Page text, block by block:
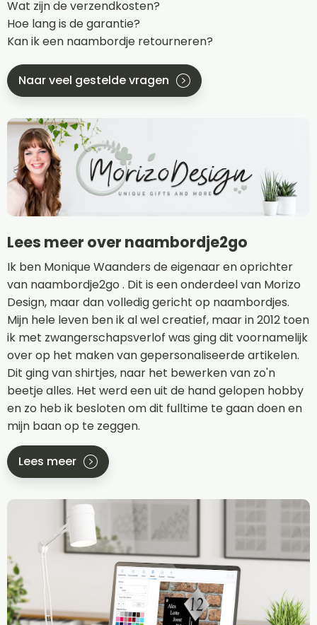
Wat zijn de verzendkosten?
Hoe lang is de garantie?
Kan ik een naambordje retourneren?
Naar veel gestelde vragen
Lees meer over naambordje2go
Ik ben Monique Waanders de eigenaar en oprichter
van naambordje2go . Dit is een onderdeel van Morizo
Design, maar dan volledig gericht op naambordjes.
Mijn hele leven ben ik al wel creatief, maar in 2012 toen
ik met zwangerschapsverlof was ging dit voornamelijk
over op het maken van gepersonaliseerde artikelen.
Dit ging van shirtjes, naar het bewerken van zo'n
beetje alles. Het werd een uit de hand gelopen hobby
en zo heb ik besloten om dit fulltime te gaan doen en
mijn baan op te zeggen.
Lees meer